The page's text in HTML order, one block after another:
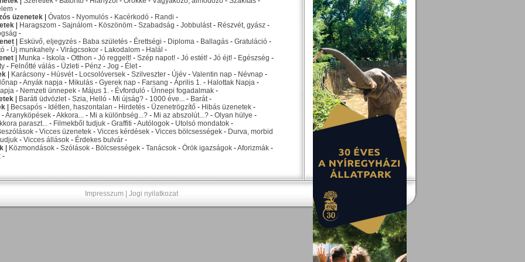
-
üzenetek
Óvatos - Nyomulós - Kacérkodó - Randi -
Haragszom - Sajnálom - Köszönöm - Szabadság - Jobbulást- Részvét, gyász -
-
Esküvő, eljegyzés - Baba születés - Érettségi - Diploma - Ballagás - Gratuláció -
- Új munkahely - Virágcsokor - Lakodalom - Halál -
Munka - Iskola - Otthon - Jó reggelt! - Szép napot! - Jó estét! - Jó éjt! - Egészség -
- Felnőtté válás - Üzleti - Pénz - Jog - Élet-
Karácsony - Húsvét- Locsolóversek - Szilveszter - Újév - Valentin nap - Névnap -
-Anyák napja - Mikulás - Gyerek nap - Farsang - Április 1. - Halottak Napja -
- Nemzeti ünnepek - Május 1. - Évforduló - Ünnepi fogadalmak -
Baráti üdvözlet- Szia, Helló - Mi újság? - 1000 éve... - Barát-
Becsapós - Idétlen, haszontalan - Hirdetés - Üzenetrögzítő - Hibás üzenetek -
-Aranyköpések -Akkora... - Mi a különbség...? - Mi az abszolút...? - Olyan hülye -
paraszt... - Filmekből tudjuk - Graffiti -Autólogok - Utolsó mondatok -
- Vicces üzenetek - Vicces kérdések - Vicces bölcsességek - Durva, morbid
- Vicces állások - Érdekes bulvár -
Közmondások - Szólások - Bölcsességek - Tanácsok - Örök igazságok -Aforizmák -
-
Impresszum| Jogi nyilatkozat